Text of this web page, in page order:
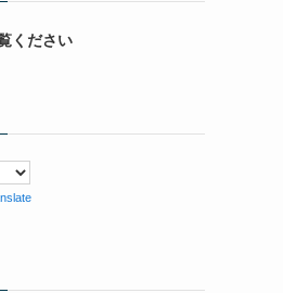
ください